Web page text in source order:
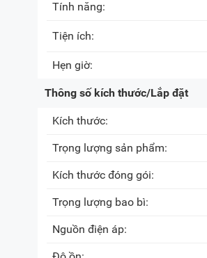
Tính năng:
Tiện ích:
Hẹn giờ:
Thông số kích thước/Lắp đặt
Kích thước:
Trọng lượng sản phẩm:
Kích thước đóng gói:
Trọng lượng bao bì:
Nguồn điện áp: